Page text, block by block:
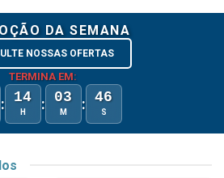
DA SEMANA
NOSSAS OFERTAS
TERMINA EM:
: 14
H : 03
M : 46
S